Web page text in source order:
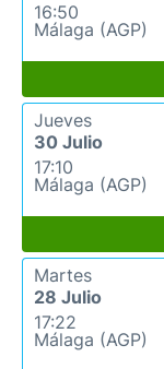
16:50
Málaga (AGP)
Jueves
30 Julio
17:10
Málaga (AGP)
Martes
28 Julio
17:22
Málaga (AGP)